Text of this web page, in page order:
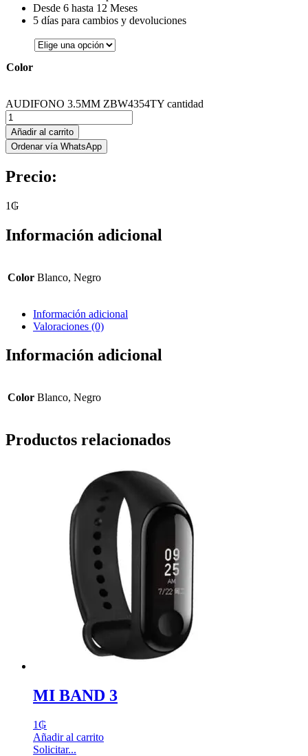
Desde 6 hasta 12 Meses
5 días para cambios y devoluciones
Color
AUDIFONO 3.5MM ZBW4354TY cantidad
Añadir al carrito
Ordenar vía WhatsApp
Precio:
1₲
Información adicional
Color Blanco, Negro
Información adicional
Valoraciones (0)
Información adicional
Color Blanco, Negro
Productos relacionados
MI BAND 3
1₲
Añadir al carrito
Solicitar...